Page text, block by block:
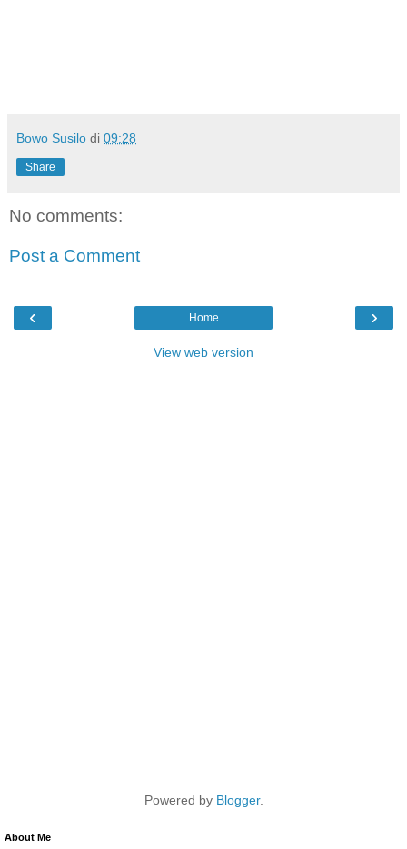
Bowo Susilo di 09:28
Share
No comments:
Post a Comment
‹ ›
Home
View web version
Powered by Blogger.
About Me